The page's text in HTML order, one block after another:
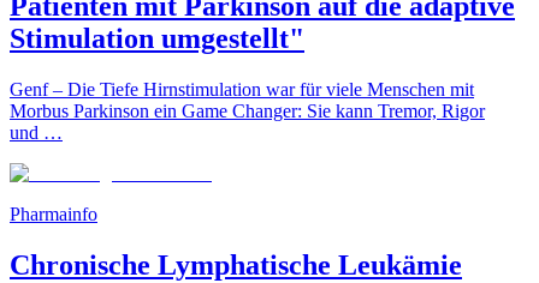
Stimulation umgestellt"
Genf – Die Tiefe Hirnstimulation war für viele Menschen mit
Morbus Parkinson ein Game Changer: Sie kann Tremor, Rigor
und …
Pharmainfo
Chronische Lymphatische Leukämie